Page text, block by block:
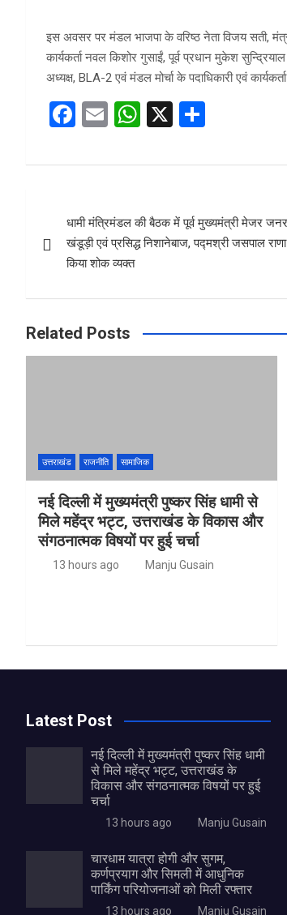
इस अवसर पर मंडल भाजपा के वरिष्ठ नेता विजय सती,
कार्यकर्ता नवल किशोर गुसाईं, पूर्व प्रधान मुकेश
अध्यक्ष, BLA-2 एवं मंडल मोर्चा के पदाधिकारी एवं
F
ce
o
o
k
E
ail
W
at
A
p
X
ar
navigation
धामी मंत्रिमंडल की बैठक में पूर्व मुख्यमंत्री मेजर
खंडूड़ी एवं प्रसिद्ध निशानेबाज, पद्मश्री जसपाल
किया शोक व्यक्त
Related Posts
उत्तराखंड राजनीति सामाजिक
नई दिल्ली में मुख्यमंत्री पुष्कर सिंह धामी से
मिले महेंद्र भट्ट, उत्तराखंड के विकास और
संगठनात्मक विषयों पर हुई चर्चा
13 hours ago Manju Gusain
Latest Post
नई दिल्ली में मुख्यमंत्री पुष्कर सिंह धामी
से मिले महेंद्र भट्ट, उत्तराखंड के
विकास और संगठनात्मक विषयों पर हुई
चर्चा
13 hours ago Manju Gusain
चारधाम यात्रा होगी और सुगम,
कर्णप्रयाग और सिमली में आधुनिक
पार्किंग परियोजनाओं को मिली रफ्तार
13 hours ago Manju Gusain